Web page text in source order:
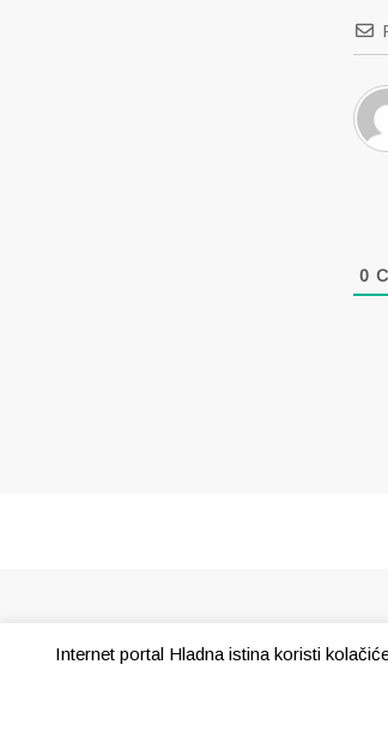
0
Internet portal Hladna istina koristi